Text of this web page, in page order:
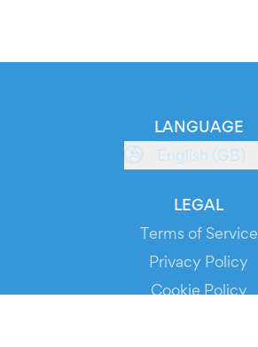
LANGUAGE
English (GB)
LEGAL
Terms of Service
Privacy Policy
Cookie Policy